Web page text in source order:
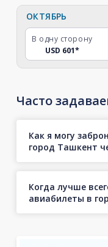
ОКТЯБРЬ
В одну сторону
USD 601*
Часто
Как я могу
город Ташкент
Когда лучше
авиабилеты в